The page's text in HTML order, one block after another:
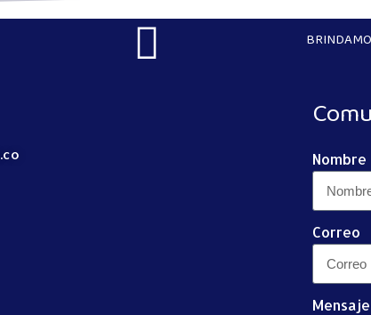
Nombre
Correo
Mensaje